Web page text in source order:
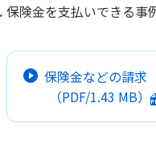
保険金を支払いできる事
保険金などの請求
（PDF/1.43 MB）